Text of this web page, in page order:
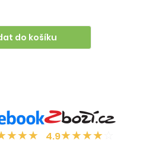
do košíku
★★★ 4.9★★★★